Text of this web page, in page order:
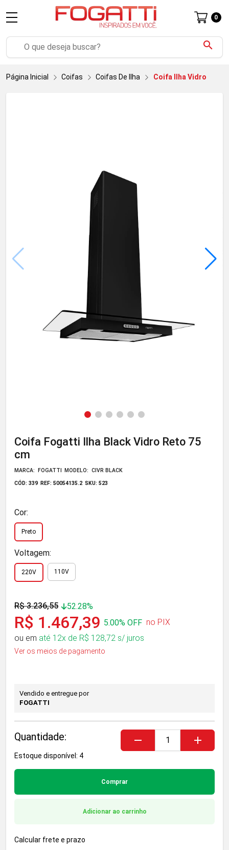
search
0
Página Inicial Coifas Coifas De Ilha Coifa Ilha Vidro Reto
Coifa Fogatti Ilha Black Vidro Reto 75
cm
MARCA: FOGATTI MODELO: CIVR BLACK
CÓD: 339 REF: 50054135.2 SKU: 523
Cor:
Preto
Voltagem:
220V 110V
R$ 3.236,55 52.28%
R$ 1.467,39 5.00% OFF no PIX
ou em até 12x de R$ 128,72 s/ juros
Ver os meios de pagamento
Vendido e entregue por
FOGATTI
Quantidade: remove add
Estoque disponível: 4
Comprar
Adicionar ao carrinho
Calcular frete e prazo